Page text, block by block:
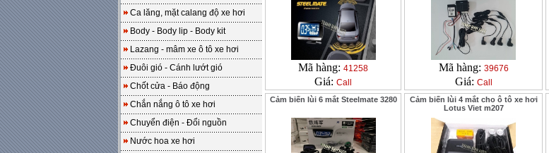
Ca lăng, mặt calang độ xe hơi
Body - Body lip - Body kit
Lazang - mâm xe ô tô xe hơi
Đuôi gió - Cánh lướt gió
Chốt cửa - Báo động
Chắn nắng ô tô xe hơi
Chuyển điện - Đổi nguồn
Nước hoa xe hơi
Mã hàng: 41258
Giá: Call
Mã hàng: 39676
Giá: Call
Cảm biến lùi 6 mắt Steelmate 3280
Cảm biến lùi 4 mắt cho ô tô xe hơi
Lotus Viet m207